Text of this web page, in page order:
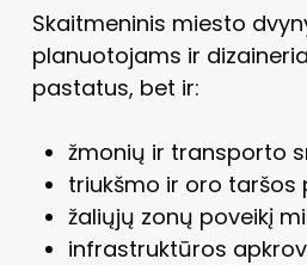
Skaitmeninis miesto
planuotojams ir
pastatus, bet ir:
žmonių ir transporto
triukšmo ir oro taršos
žaliųjų zonų poveikį
infrastruktūros